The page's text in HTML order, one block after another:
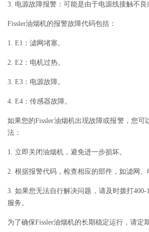
3. 电源故障报警：可能是由于电源线接触不良
Fissler油烟机的报警故障代码包括：
1. E1：滤网堵塞。
2. E2：电机过热。
3. E3：电源故障。
4. E4：传感器故障。
如果您的Fissler油烟机出现故障或报警，您可
法：
1. 立即关闭油烟机，避免进一步损坏。
2. 根据报警代码，检查相应的部件，如滤网、
3. 如果您无法自行解决问题，请及时拨打400-
服务。
为了确保Fissler油烟机的长期稳定运行，请定